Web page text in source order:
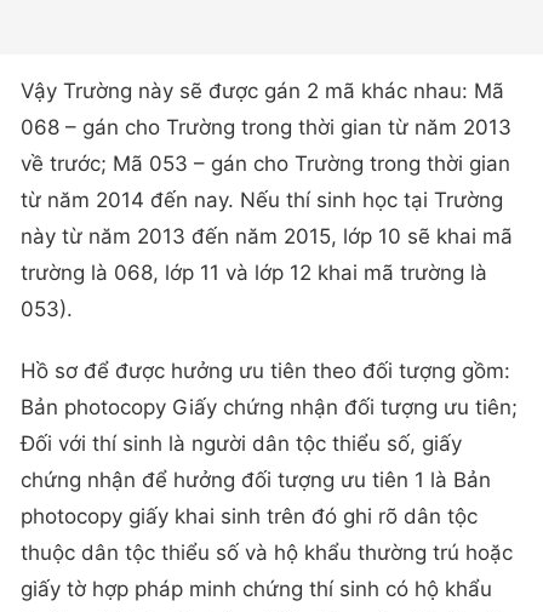
Vậy Trường này sẽ được gán 2 mã khác nhau: Mã
068 – gán cho Trường trong thời gian từ năm 2013
về trước; Mã 053 – gán cho Trường trong thời gian
từ năm 2014 đến nay. Nếu thí sinh học tại Trường
này từ năm 2013 đến năm 2015, lớp 10 sẽ khai mã
trường là 068, lớp 11 và lớp 12 khai mã trường là
053).
Hồ sơ để được hưởng ưu tiên theo đối tượng gồm:
Bản photocopy Giấy chứng nhận đối tượng ưu tiên;
Đối với thí sinh là người dân tộc thiểu số, giấy
chứng nhận để hưởng đối tượng ưu tiên 1 là Bản
photocopy giấy khai sinh trên đó ghi rõ dân tộc
thuộc dân tộc thiểu số và hộ khẩu thường trú hoặc
giấy tờ hợp pháp minh chứng thí sinh có hộ khẩu